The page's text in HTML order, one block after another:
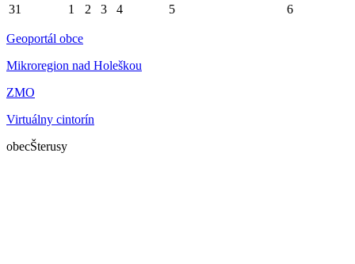
31
1 2 3 4 5 6
Geoportál obce
Mikroregion nad Holeškou
ZMO
Virtuálny cintorín
obecŠterusy